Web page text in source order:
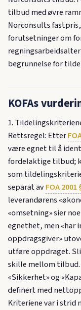
tilbud med øvre
Norconsults
forutsetninger om
begrunnelse for
KOFAs
1.
Rettsregel: Etter
være egnet til å
fordelaktige tilbud;
som
separat avFOA 2001
leverandørens
«omsetning» sier
egnethet, men «har
oppdragsgiver»
utføre oppdraget.
skille mellom tilbud.
«Sikkerhet» og
definert med
Kriteriene var i strid